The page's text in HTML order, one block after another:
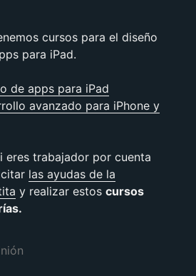
cursos para el diseño
para iPad.
de apps para iPad
avanzado para iPhone y
eres trabajador por cuenta
las ayudas de la
y realizar estos cursos